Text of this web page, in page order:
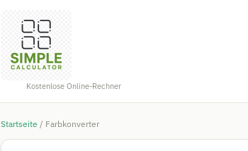
Kostenlose Online-Rechner
Startseite / Farbkonverter